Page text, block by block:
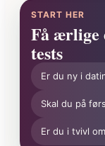
START HER
Få ærlige
tests
Er du ny i
Skal du på
Er du i tvivl